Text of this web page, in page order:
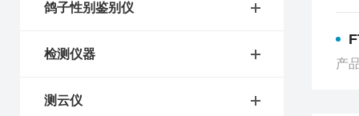
鸽子性别鉴别仪
检测仪器
测云仪
产